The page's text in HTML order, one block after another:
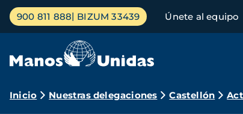
Pasar
contenido
Menú
principal
900 811 888 BIZUM 33439 Únete al equipo
Ruta
Inicio Nuestras delegaciones Castellón